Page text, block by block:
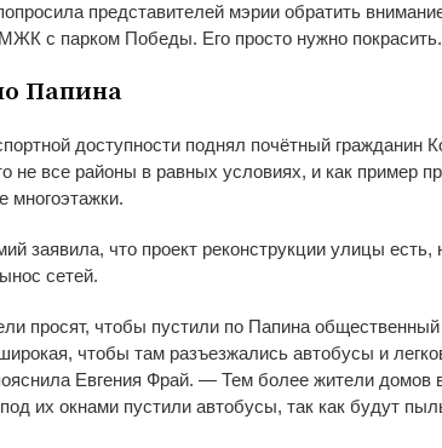
представителей мэрии обратить
МЖК с парком Победы. Его просто нужно покрасить.
Папина
доступности поднял почётный гражданин
не все районы в равных условиях, и как пример
многоэтажки.
заявила, что проект реконструкции улицы есть,
сетей.
просят, чтобы пустили по Папина общественный
чтобы там разъезжались автобусы и
Евгения Фрай. — Тем более жители домов
их окнами пустили автобусы, так как будут